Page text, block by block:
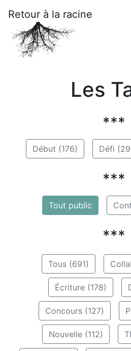
Retour à la racine
Les
***
Début (176) Défi
***
Tout public
***
Tous (691)
Écriture (178)
Concours (127)
Nouvelle (112)